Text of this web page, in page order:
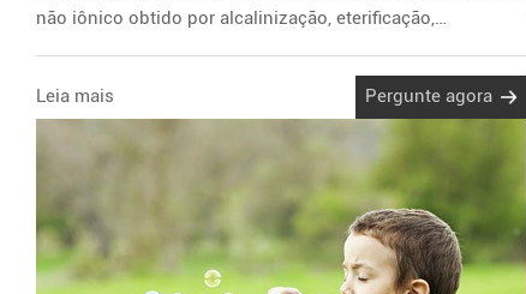
não iônico obtido por alcalinização, eterificação,
Leia mais Pergunte agora